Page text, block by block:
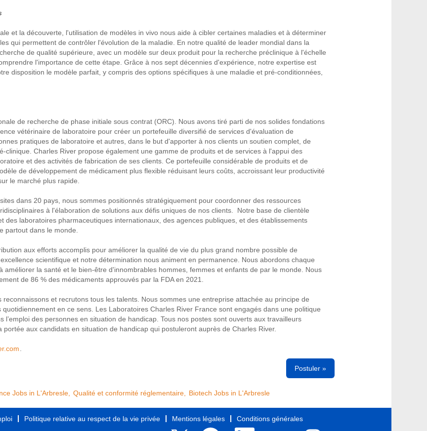
et la découverte, l'utilisation de modèles in vivo nous aide à cibler certaines maladies et à déterminer
qui permettent de contrôler l'évolution de la maladie. En notre qualité de leader mondial dans la
de qualité supérieure, avec un modèle sur deux produit pour la recherche préclinique à l'échelle
l'importance de cette étape. Grâce à nos sept décennies d'expérience, notre expertise est
disposition le modèle parfait, y compris des options spécifiques à une maladie et pré-conditionnées,
de recherche de phase initiale sous contrat (ORC). Nous avons tiré parti de nos solides fondations
vétérinaire de laboratoire pour créer un portefeuille diversifié de services d'évaluation de
pratiques de laboratoire et autres, dans le but d'apporter à nos clients un soutien complet, de
clinique. Charles River propose également une gamme de produits et de services à l'appui des
et des activités de fabrication de ses clients. Ce portefeuille considérable de produits et de
de développement de médicament plus flexible réduisant leurs coûts, accroissant leur productivité
le marché plus rapide.
dans 20 pays, nous sommes positionnés stratégiquement pour coordonner des ressources
à l'élaboration de solutions aux défis uniques de nos clients. Notre base de clientèle
des laboratoires pharmaceutiques internationaux, des agences publiques, et des établissements
partout dans le monde.
aux efforts accomplis pour améliorer la qualité de vie du plus grand nombre possible de
scientifique et notre détermination nous animent en permanence. Nous abordons chaque
la santé et le bien-être d'innombrables hommes, femmes et enfants de par le monde. Nous
de 86 % des médicaments approuvés par la FDA en 2021.
et recrutons tous les talents. Nous sommes une entreprise attachée au principe de
en ce sens. Les Laboratoires Charles River France sont engagés dans une politique
l’emploi des personnes en situation de handicap. Tous nos postes sont ouverts aux travailleurs
aux candidats en situation de handicap qui postuleront auprès de Charles River.
Postuler »
Jobs in L'Arbresle, Qualité et conformité réglementaire, Biotech Jobs in L'Arbresle
Politique relative au respect de la vie privée Mentions légales
Conditions générales
S